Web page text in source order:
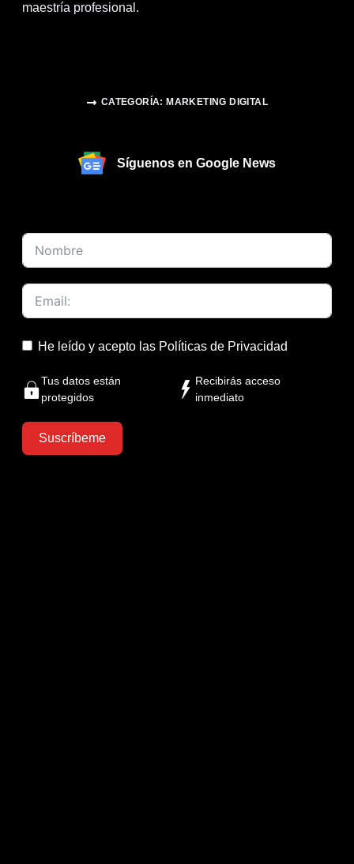
maestría profesional.
CATEGORÍA: MARKETING DIGITAL
Síguenos en Google News
He leído y acepto las Políticas de Privacidad
Tus datos están
protegidos
Recibirás acceso
inmediato
Suscríbeme